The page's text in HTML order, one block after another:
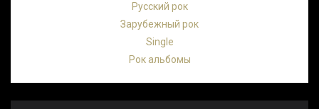
Русский рок
Зарубежный рок
Single
Рок альбомы